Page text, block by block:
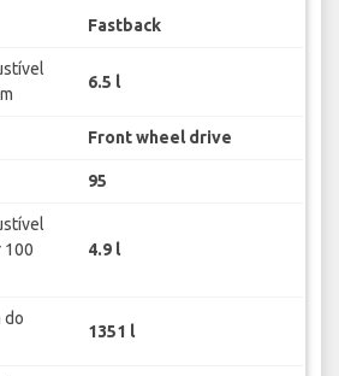
Fastback
6.5 l
Front wheel drive
95
100
4.9 l
do
1351 l